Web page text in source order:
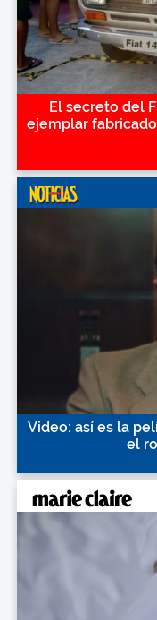
El secreto del
ejemplar
Video: así es la
el